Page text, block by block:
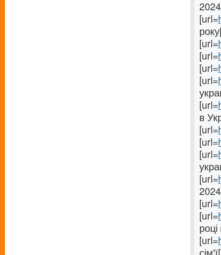
[url=
[url=
[url=
[url=
[url=
[url=
в
[url=
[url=
[url=
[url=
[url=
[url=
[url=